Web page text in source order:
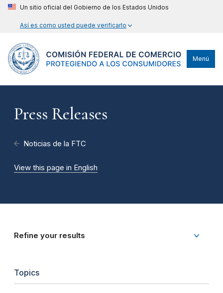
Un sitio oficial del Gobierno de los Estados Unidos
Así es como usted puede verificarlo
Menú
Press Releases
Noticias de la FTC
View this page in English
Refine your results
Topics